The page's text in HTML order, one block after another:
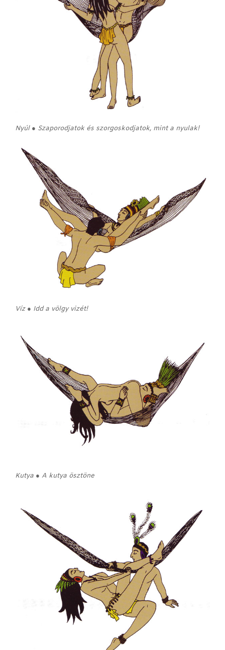
Nyúl ● Szaporodjatok és szorgoskodjatok, mint a nyulak!
Víz ● Idd a völgy vizét!
Kutya ● A kutya ösztöne